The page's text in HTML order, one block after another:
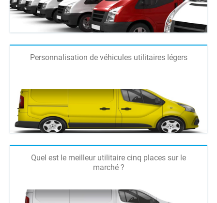
Personnalisation de véhicules utilitaires légers
Quel est le meilleur utilitaire cinq places sur le
marché ?